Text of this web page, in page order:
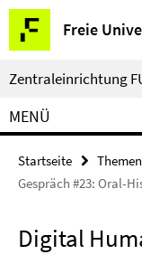
Springe
direkt
zu
Inhalt
Freie
Service-
Navigation
Zentraleinrichtung
MENÜ
Startseite Themen
Gespräch #23: Oral-
Digital